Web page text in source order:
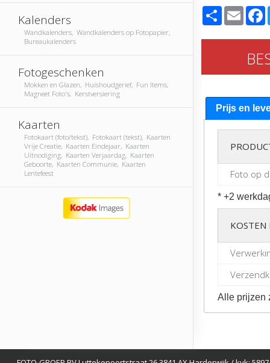
Kalenders
Wandkalenders, Wandkalenders op Fotopapier,
Bureaukalenders
Fotogeschenken
Mokken en Glazen, Huishoudgerief, Fun Items,
Magneet Foto's, Kerstversiering
Kaarten
Fotokaart (foto/tekst), Fotokaart (tekst), Kaarten
Vrije Creatie, Kaarten Eindejaar, Kaarten
Uitnodiging, Kaarten Verjaardag, Kaarten
Geboorte, Kaarten Communie, Kaarten
Lentefeest
ShareEmail
Prijs en
Foto op
* +2
KOSTEN
Alle prijzen